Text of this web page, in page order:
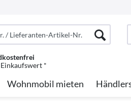
*
Wohnmobil mieten